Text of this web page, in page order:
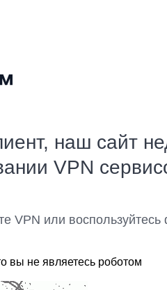
наш сайт
VPN
VPN или
вы не являетесь роботом